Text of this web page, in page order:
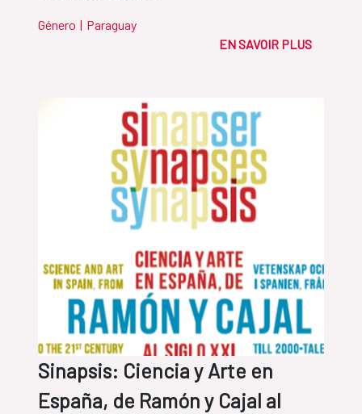
Género | Paraguay
EN SAVOIR PLUS
Sinapsis: Ciencia y Arte en
España, de Ramón y Cajal al